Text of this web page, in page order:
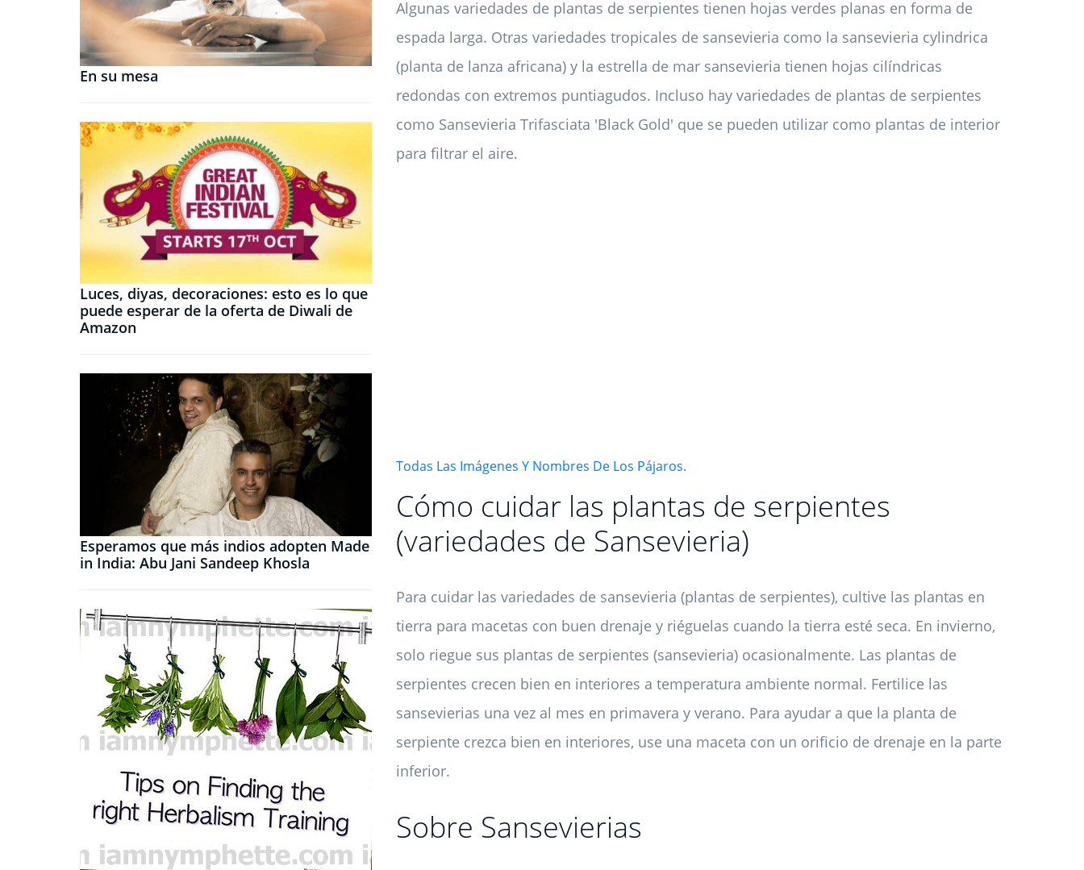
En su mesa
Luces, diyas, decoraciones: esto es lo que
puede esperar de la oferta de Diwali de
Amazon
Esperamos que más indios adopten Made
in India: Abu Jani Sandeep Khosla
Algunas variedades de plantas de serpientes tienen hojas verdes planas en forma de
espada larga. Otras variedades tropicales de sansevieria como la sansevieria cylindrica
(planta de lanza africana) y la estrella de mar sansevieria tienen hojas cilíndricas
redondas con extremos puntiagudos. Incluso hay variedades de plantas de serpientes
como Sansevieria Trifasciata 'Black Gold' que se pueden utilizar como plantas de interior
para filtrar el aire.
Todas Las Imágenes Y Nombres De Los Pájaros.
Cómo cuidar las plantas de serpientes
(variedades de Sansevieria)
Para cuidar las variedades de sansevieria (plantas de serpientes), cultive las plantas en
tierra para macetas con buen drenaje y riéguelas cuando la tierra esté seca. En invierno,
solo riegue sus plantas de serpientes (sansevieria) ocasionalmente. Las plantas de
serpientes crecen bien en interiores a temperatura ambiente normal. Fertilice las
sansevierias una vez al mes en primavera y verano. Para ayudar a que la planta de
serpiente crezca bien en interiores, use una maceta con un orificio de drenaje en la parte
inferior.
Sobre Sansevierias